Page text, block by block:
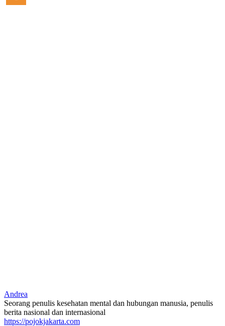
Andrea
Seorang penulis kesehatan mental dan hubungan manusia, penulis
berita nasional dan internasional
https://pojokjakarta.com